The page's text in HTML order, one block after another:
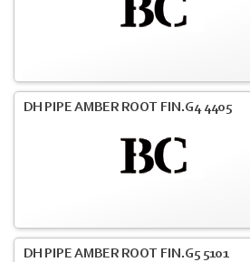
DH PIPE AMBER ROOT FIN.G4 4405
DH PIPE AMBER ROOT FIN.G5 5101